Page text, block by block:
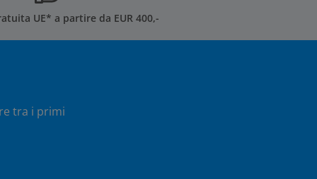
UE* a partire da EUR 400,-
tra i primi